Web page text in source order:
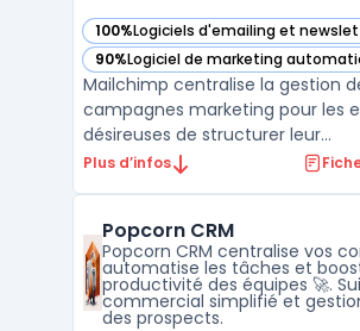
100%Logiciels d'emailing et
— voir Mailchimp dans cette
90%Logiciel de marketing
— voir Mailchimp dans cette
Mailchimp centralise la gestion
campagnes marketing pour les
désireuses de structurer leur
communication et
grande échelle, Mailchimp cible
recherchant un outil pour gé ...
Plus d’infos
Popcorn CRM
Popcorn CRM centralise vos
automatise les tâches et
productivité des équipes 🚀.
commercial simplifié et
des prospects.